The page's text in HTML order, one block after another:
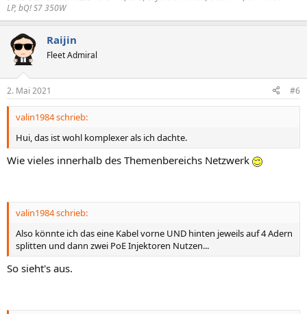
LP, bQ! S7 350W
Raijin
Fleet Admiral
2. Mai 2021 #6
valin1984 schrieb:
Hui, das ist wohl komplexer als ich dachte.
Wie vieles innerhalb des Themenbereichs Netzwerk
valin1984 schrieb:
Also könnte ich das eine Kabel vorne UND hinten jeweils auf 4 Adern
splitten und dann zwei PoE Injektoren Nutzen...
So sieht's aus.